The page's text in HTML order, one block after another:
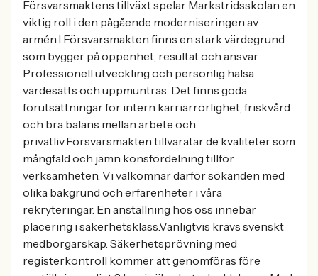
Försvarsmaktens tillväxt spelar Markstridsskolan en
viktig roll i den pågående moderniseringen av
armén.I Försvarsmakten finns en stark värdegrund
som bygger på öppenhet, resultat och ansvar.
Professionell utveckling och personlig hälsa
värdesätts och uppmuntras. Det finns goda
förutsättningar för intern karriärrörlighet, friskvård
och bra balans mellan arbete och
privatliv.Försvarsmakten tillvaratar de kvaliteter som
mångfald och jämn könsfördelning tillför
verksamheten. Vi välkomnar därför sökanden med
olika bakgrund och erfarenheter i våra
rekryteringar. En anställning hos oss innebär
placering i säkerhetsklass.Vanligtvis krävs svenskt
medborgarskap. Säkerhetsprövning med
registerkontroll kommer att genomföras före